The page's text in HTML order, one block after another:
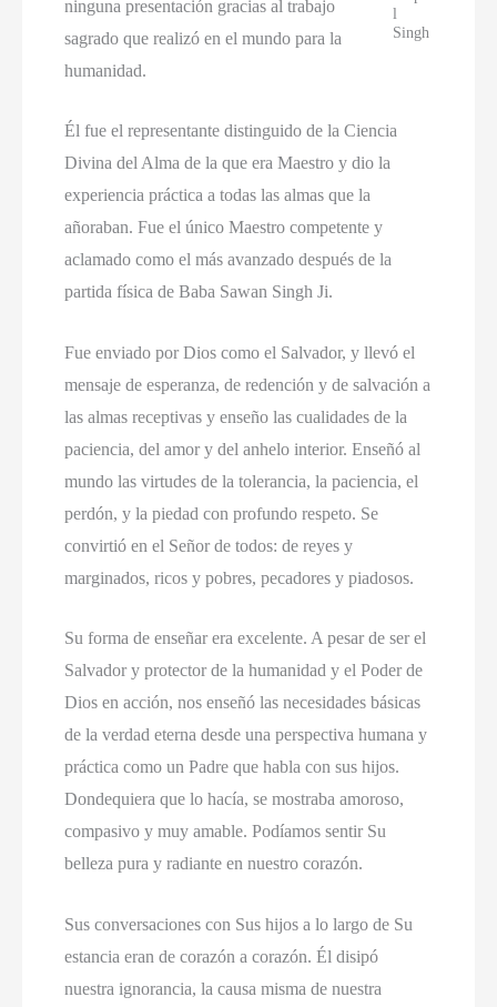
l
Singh
ninguna presentación gracias al trabajo
sagrado que realizó en el mundo para la
humanidad.
Él fue el representante distinguido de la Ciencia
Divina del Alma de la que era Maestro y dio la
experiencia práctica a todas las almas que la
añoraban. Fue el único Maestro competente y
aclamado como el más avanzado después de la
partida física de Baba Sawan Singh Ji.
Fue enviado por Dios como el Salvador, y llevó el
mensaje de esperanza, de redención y de salvación a
las almas receptivas y enseño las cualidades de la
paciencia, del amor y del anhelo interior. Enseñó al
mundo las virtudes de la tolerancia, la paciencia, el
perdón, y la piedad con profundo respeto. Se
convirtió en el Señor de todos: de reyes y
marginados, ricos y pobres, pecadores y piadosos.
Su forma de enseñar era excelente. A pesar de ser el
Salvador y protector de la humanidad y el Poder de
Dios en acción, nos enseñó las necesidades básicas
de la verdad eterna desde una perspectiva humana y
práctica como un Padre que habla con sus hijos.
Dondequiera que lo hacía, se mostraba amoroso,
compasivo y muy amable. Podíamos sentir Su
belleza pura y radiante en nuestro corazón.
Sus conversaciones con Sus hijos a lo largo de Su
estancia eran de corazón a corazón. Él disipó
nuestra ignorancia, la causa misma de nuestra